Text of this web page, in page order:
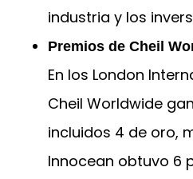
industria y los
Premios de Cheil
En los London
Cheil Worldwide
incluidos 4 de oro,
Innocean obtuvo 6